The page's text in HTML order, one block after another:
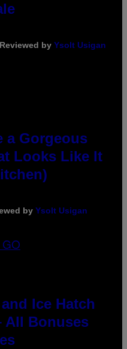
by Ysolt Usigan
a Gorgeous
Looks Like It
by Ysolt Usigan
Ice Hatch
All Bonuses